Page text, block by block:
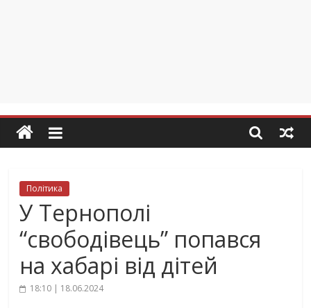
Політика
У Тернополі
“свободівець” попався
на хабарі від дітей
18:10 | 18.06.2024